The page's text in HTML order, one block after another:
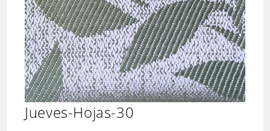
Jueves-Hojas-30